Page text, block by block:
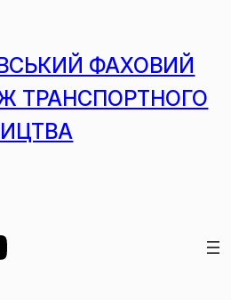
ФАХОВИЙ
ТРАНСПОРТНОГО